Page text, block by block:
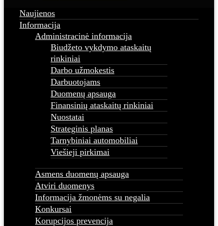
Naujienos
Informacija
Administracinė informacija
Biudžeto vykdymo ataskaitų
rinkiniai
Darbo užmokestis
Darbuotojams
Duomenų apsauga
Finansinių ataskaitų rinkiniai
Nuostatai
Strateginis planas
Tarnybiniai automobiliai
Viešieji pirkimai
Asmens duomenų apsauga
Atviri duomenys
Informacija žmonėms su negalia
Konkursai
Korupcijos prevencija